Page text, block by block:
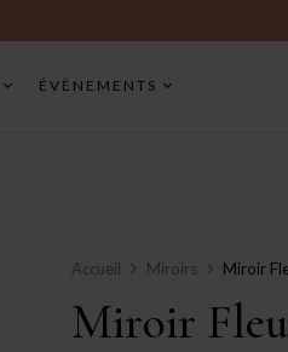
ÉVÈNEMENTS
Accueil Miroirs Miroir
Miroir